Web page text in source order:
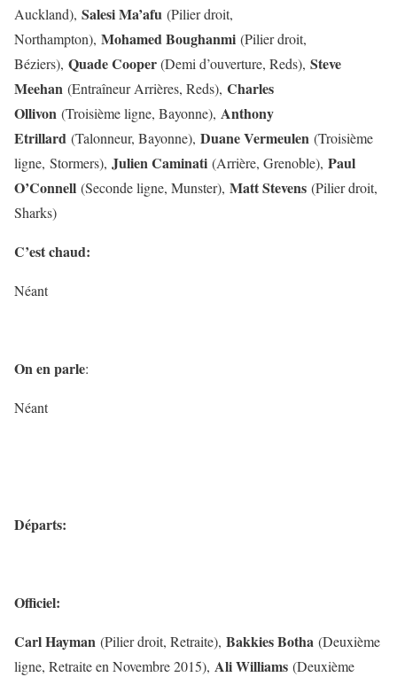
Auckland), Salesi Ma’afu (Pilier droit,
Northampton), Mohamed Boughanmi (Pilier droit,
Béziers), Quade Cooper(Demi d’ouverture, Reds), Steve
Meehan (Entraîneur Arrières, Reds), Charles
Ollivon (Troisième ligne, Bayonne), Anthony
Etrillard (Talonneur, Bayonne), Duane Vermeulen (Troisième
ligne, Stormers), Julien Caminati (Arrière, Grenoble), Paul
O’Connell (Seconde ligne, Munster), Matt Stevens (Pilier droit,
Sharks)
C’est chaud:
Néant
On en parle:
Néant
Départs:
Officiel:
Carl Hayman (Pilier droit, Retraite), Bakkies Botha (Deuxième
ligne, Retraite en Novembre 2015), Ali Williams (Deuxième